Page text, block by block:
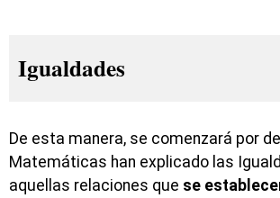
Igualdades
De esta manera, se comenzará por
Matemáticas han explicado las
aquellas relaciones que se